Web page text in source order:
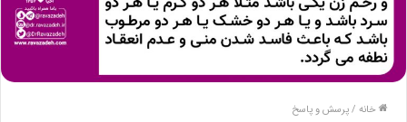
خانه /پرسش و پاسخ